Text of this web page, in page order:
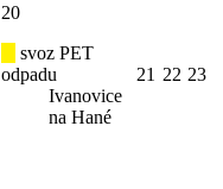
20
svoz PET
odpadu
Ivanovice
na Hané
21 22 23